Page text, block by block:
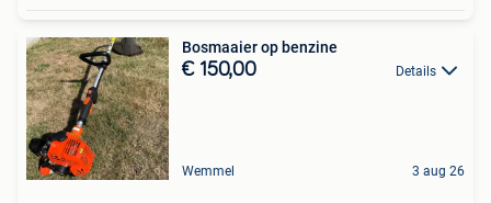
Bosmaaier op benzine
€ 150,00 Details
Wemmel 3 aug 26